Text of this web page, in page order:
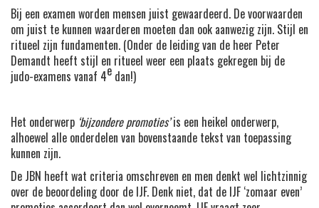
Bij een examen worden mensen juist gewaardeerd. De voorwaarden
om juist te kunnen waarderen moeten dan ook aanwezig zijn. Stijl en
ritueel zijn fundamenten. (Onder de leiding van de heer Peter
Demandt heeft stijl en ritueel weer een plaats gekregen bij de
judo-examens vanaf 4e dan!)
Het onderwerp ‘bijzondere promoties’is een heikel onderwerp,
alhoewel alle onderdelen van bovenstaande tekst van toepassing
kunnen zijn.
De JBN heeft wat criteria omschreven en men denkt wel lichtzinnig
over de beoordeling door de IJF. Denk niet, dat de IJF ‘zomaar even’